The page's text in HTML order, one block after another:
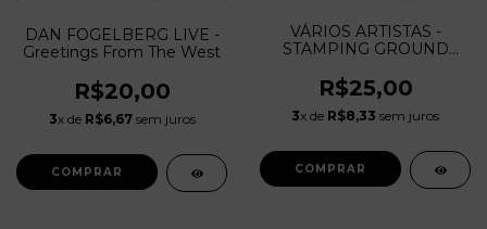
DAN FOGELBERG LIVE -
Greetings From The West
R$20,00
3x de R$6,67sem juros
VÁRIOS ARTISTAS -
STAMPING GROUND
R$25,00
3x de R$8,33 sem juros